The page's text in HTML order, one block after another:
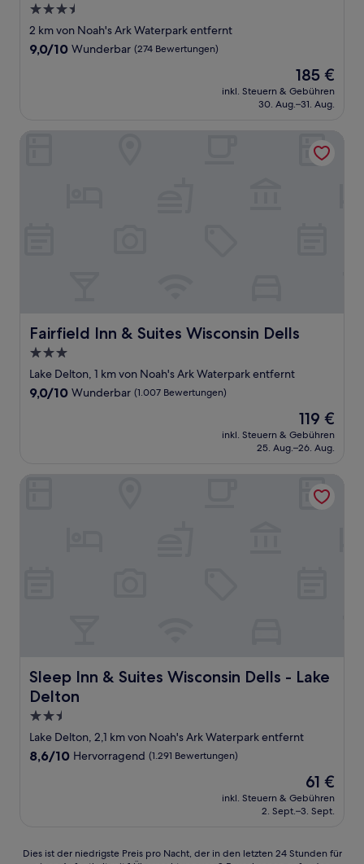
3.5-
Sterne-
Unterkunft
2 km von Noah's Ark Waterpark entfernt
9.0
9,0/10 Wunderbar (274 Bewertungen)
Der
Preis
beträgt
185 €
inkl. Steuern & Gebühren
30. Aug.–31. Aug.
Fairfield Inn & Suites Wisconsin Dells
Fairfield Inn & Suites Wisconsin Dells
3.0-
Sterne-
Unterkunft
Lake Delton, 1 km von Noah's Ark Waterpark entfernt
9.0
9,0/10 Wunderbar (1.007 Bewertungen)
Der
Preis
beträgt
119 €
inkl. Steuern & Gebühren
25. Aug.–26. Aug.
Sleep Inn & Suites Wisconsin Dells - Lake
Delton
Sleep Inn & Suites Wisconsin Dells - Lake Delton
2.5-
Sterne-
Unterkunft
Lake Delton, 2,1 km von Noah's Ark Waterpark entfernt
8.6
8,6/10 Hervorragend (1.291 Bewertungen)
Der
Preis
beträgt
61 €
inkl. Steuern & Gebühren
2. Sept.–3. Sept.
Dies
Dies ist der niedrigste Preis pro Nacht, der in den letzten 24 Stunden für